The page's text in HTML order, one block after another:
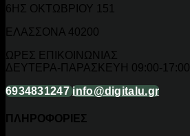
6ΗΣ ΟΚΤΩΒΡΙΟΥ 151
ΕΛΑΣΣΟΝΑ 40200
ΩΡΕΣ ΕΠΙΚΟΙΝΩΝΙΑΣ
ΔΕΥΤΕΡΑ-ΠΑΡΑΣΚΕΥΗ 09:00-17:00
6934831247 info@digitalu.gr
ΠΛΗΡΟΦΟΡΙΕΣ